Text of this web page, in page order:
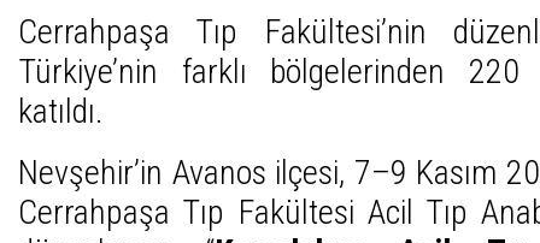
Cerrahpaşa Tıp Fakültesi’nin
Türkiye’nin farklı bölgelerinden 220
katıldı.
Nevşehir’in Avanos ilçesi, 7–9 Kasım
Cerrahpaşa Tıp Fakültesi Acil Tıp